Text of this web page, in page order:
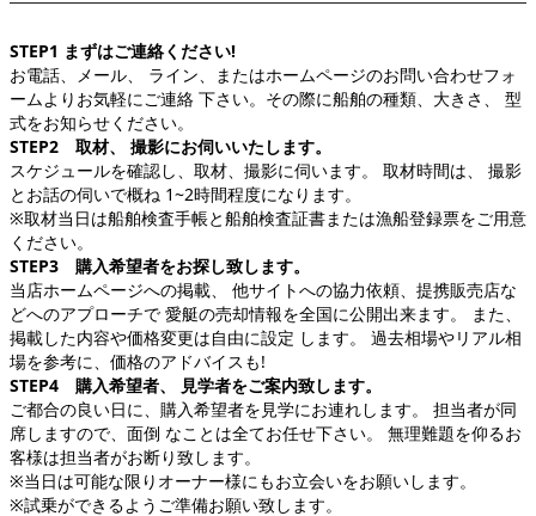
STEP1 まずはご連絡ください!
お電話、メール、 ライン、またはホームページのお問い合わせフォ
ームよりお気軽にご連絡 下さい。その際に船舶の種類、大きさ、 型
式をお知らせください。
STEP2 取材、 撮影にお伺いいたします。
スケジュールを確認し、取材、撮影に伺います。 取材時間は、 撮影
とお話の伺いで概ね 1~2時間程度になります。
※取材当日は船舶検査手帳と船舶検査証書または漁船登録票をご用意
ください。
STEP3 購入希望者をお探し致します。
当店ホームページへの掲載、 他サイトへの協力依頼、提携販売店な
どへのアプローチで 愛艇の売却情報を全国に公開出来ます。 また、
掲載した内容や価格変更は自由に設定 します。 過去相場やリアル相
場を参考に、価格のアドバイスも!
STEP4 購入希望者、 見学者をご案内致します。
ご都合の良い日に、購入希望者を見学にお連れします。 担当者が同
席しますので、面倒 なことは全てお任せ下さい。 無理難題を仰るお
客様は担当者がお断り致します。
※当日は可能な限りオーナー様にもお立会いをお願いします。
※試乗ができるようご準備お願い致します。